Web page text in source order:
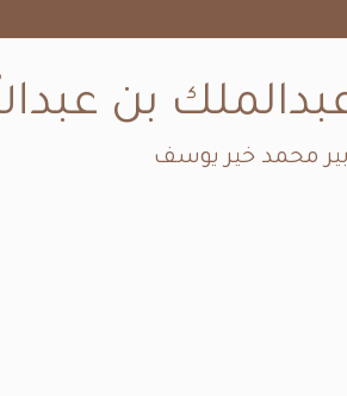
بن
محمد خير يوسف